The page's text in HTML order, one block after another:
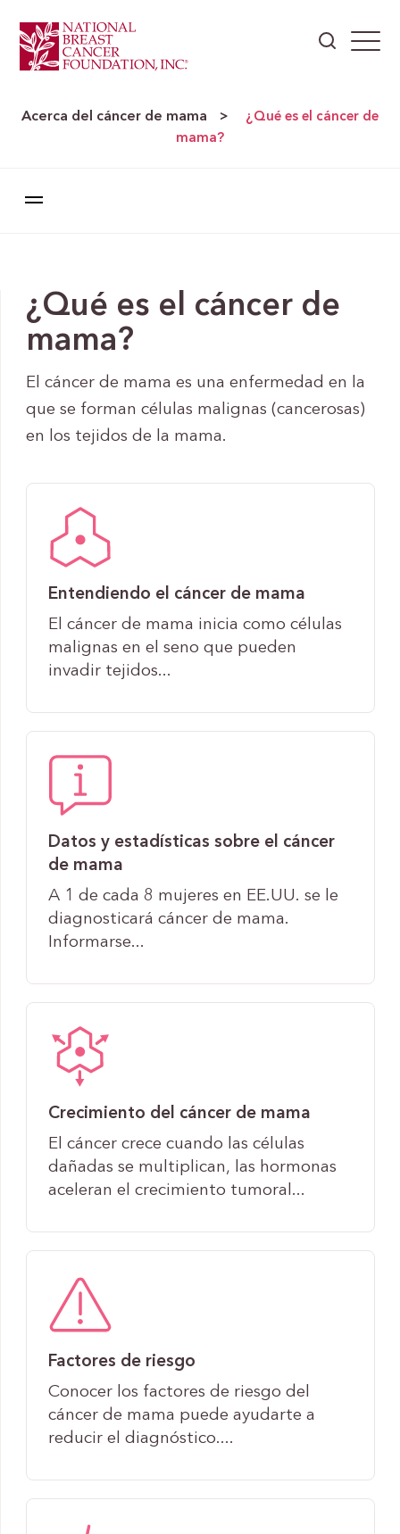
Acerca del cáncer de mama >
¿Qué es el cáncer de
mama?
¿Qué es el cáncer de
mama?
El cáncer de mama es una enfermedad en la
que se forman células malignas (cancerosas)
en los tejidos de la mama.
Entendiendo el cáncer de mama
El cáncer de mama inicia como células
malignas en el seno que pueden
invadir tejidos...
Datos y estadísticas sobre el cáncer
de mama
A 1 de cada 8 mujeres en EE.UU. se le
diagnosticará cáncer de mama.
Informarse...
Crecimiento del cáncer de mama
El cáncer crece cuando las células
dañadas se multiplican, las hormonas
aceleran el crecimiento tumoral...
Factores de riesgo
Conocer los factores de riesgo del
cáncer de mama puede ayudarte a
reducir el diagnóstico....